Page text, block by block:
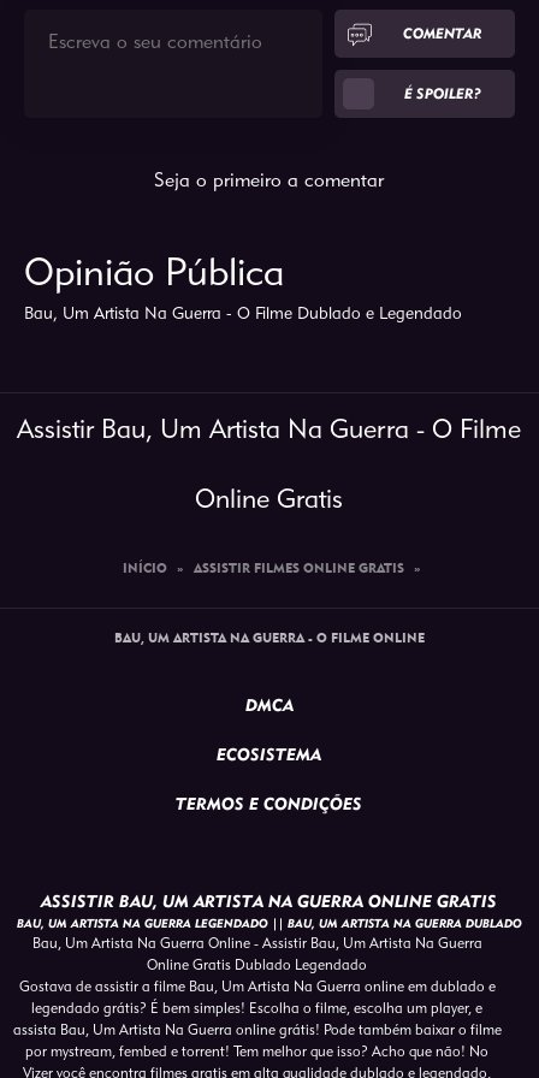
COMENTAR
É SPOILER?
Seja o primeiro a comentar
Opinião Pública
Bau, Um Artista Na Guerra - O Filme Dublado e Legendado
Assistir Bau, Um Artista Na Guerra - O Filme
Online Gratis
INÍCIO » ASSISTIR FILMES ONLINE GRATIS »
BAU, UM ARTISTA NA GUERRA - O FILME ONLINE
DMCA
ECOSISTEMA
TERMOS E CONDIÇÕES
ASSISTIR BAU, UM ARTISTA NA GUERRA ONLINE GRATIS
BAU, UM ARTISTA NA GUERRA LEGENDADO || BAU, UM ARTISTA NA GUERRA DUBLADO
Bau, Um Artista Na Guerra Online - Assistir Bau, Um Artista Na Guerra
Online Gratis Dublado Legendado
Gostava de assistir a filme Bau, Um Artista Na Guerra online em dublado e
legendado grátis? É bem simples! Escolha o filme, escolha um player, e
assista Bau, Um Artista Na Guerra online grátis! Pode também baixar o filme
por mystream, fembed e torrent! Tem melhor que isso? Acho que não! No
Vizer você encontra filmes gratis em alta qualidade dublado e legendado,